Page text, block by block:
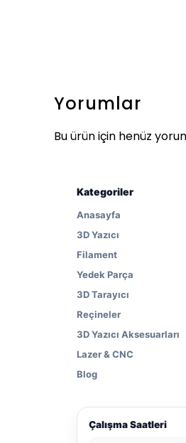
Yorumlar
Bu ürün için henüz
Kategoriler
Anasayfa
3D Yazıcı
Filament
Yedek Parça
3D Tarayıcı
Reçineler
3D Yazıcı Aksesuarları
Lazer & CNC
Blog
Çalışma Saatleri